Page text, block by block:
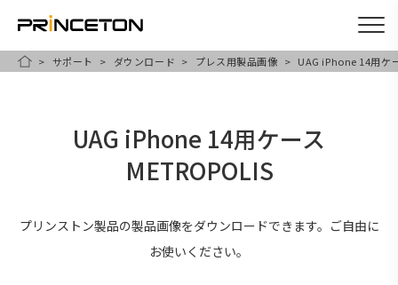
HOME
サポート ダウンロード プレス用製品画像 UAG iPhone 14用ケ
UAG iPhone 14用ケース
METROPOLIS
プリンストン製品の製品画像をダウンロードできます。ご自由に
お使いください。